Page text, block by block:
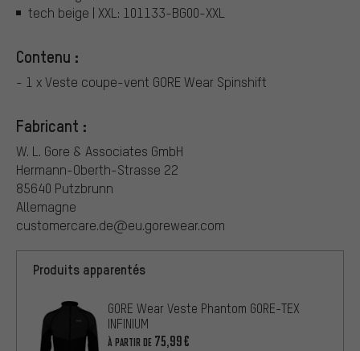
tech beige | XXL: 101133-BG00-XXL
Contenu :
- 1 x Veste coupe-vent GORE Wear Spinshift
Fabricant :
W. L. Gore & Associates GmbH
Hermann-Oberth-Strasse 22
85640 Putzbrunn
Allemagne
customercare.de@eu.gorewear.com
Produits apparentés
GORE Wear Veste Phantom GORE-TEX
INFINIUM
À PARTIR DE 75,99€